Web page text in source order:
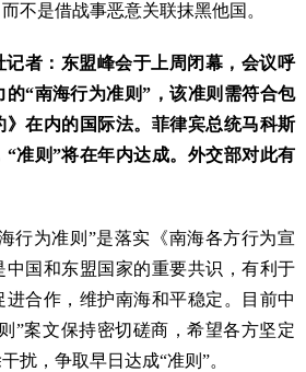
不是借战事恶意关联抹黑他国。
记者：东盟峰会于上周闭幕，会议呼
的“南海行为准则”，该准则需符合包
》在内的国际法。菲律宾总统马科斯
准则”将在年内达成。外交部对此有
行为准则”是落实《南海各方行为宣
中国和东盟国家的重要共识，有利于
合作，维护南海和平稳定。目前中
”案文保持密切磋商，希望各方坚定
扰，争取早日达成“准则”。